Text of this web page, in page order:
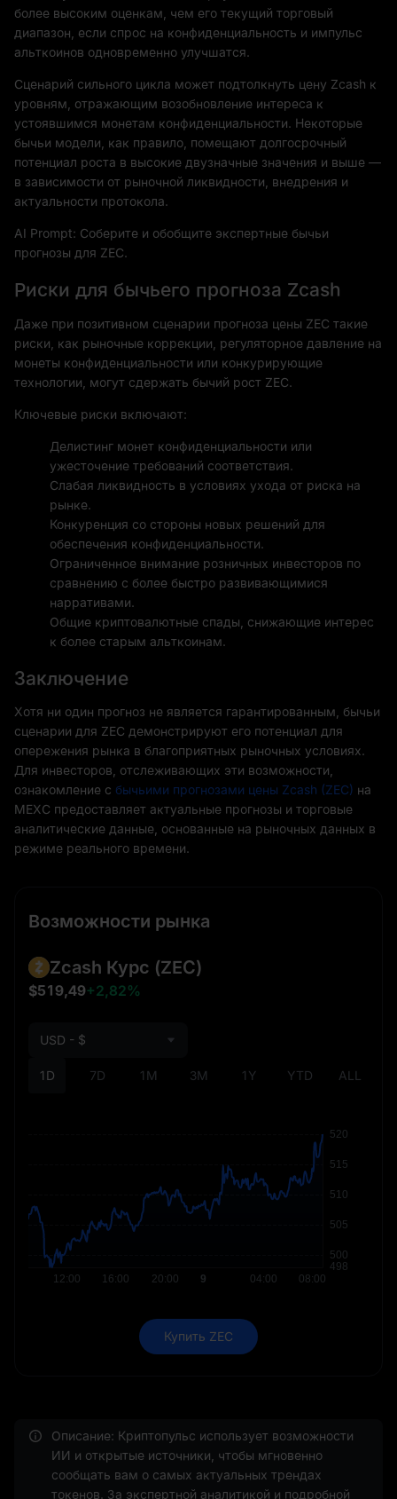
более высоким оценкам, чем его текущий торговый
диапазон, если спрос на конфиденциальность и импульс
альткоинов одновременно улучшатся.
Сценарий сильного цикла может подтолкнуть цену Zcash к
уровням, отражающим возобновление интереса к
устоявшимся монетам конфиденциальности. Некоторые
бычьи модели, как правило, помещают долгосрочный
потенциал роста в высокие двузначные значения и выше —
в зависимости от рыночной ликвидности, внедрения и
актуальности протокола.
AI Prompt: Соберите и обобщите экспертные бычьи
прогнозы для ZEC.
Риски для бычьего прогноза Zcash
Даже при позитивном сценарии прогноза цены ZEC такие
риски, как рыночные коррекции, регуляторное давление на
монеты конфиденциальности или конкурирующие
технологии, могут сдержать бычий рост ZEC.
Ключевые риски включают:
Делистинг монет конфиденциальности или
ужесточение требований соответствия.
Слабая ликвидность в условиях ухода от риска на
рынке.
Конкуренция со стороны новых решений для
обеспечения конфиденциальности.
Ограниченное внимание розничных инвесторов по
сравнению с более быстро развивающимися
нарративами.
Общие криптовалютные спады, снижающие интерес
к более старым альткоинам.
Заключение
Хотя ни один прогноз не является гарантированным, бычьи
сценарии для ZEC демонстрируют его потенциал для
опережения рынка в благоприятных рыночных условиях.
Для инвесторов, отслеживающих эти возможности,
ознакомление с бычьими прогнозами цены Zcash (ZEC) на
MEXC предоставляет актуальные прогнозы и торговые
аналитические данные, основанные на рыночных данных в
режиме реального времени.
Возможности рынка
Zcash Курс (ZEC)
$519,49+2,82%
1D 7D 1M 3M 1Y YTD ALL
USD - $
Купить ZEC
Описание: Криптопульс использует возможности
ИИ и открытые источники, чтобы мгновенно
сообщать вам о самых актуальных трендах
токенов. За экспертной аналитикой и подробной